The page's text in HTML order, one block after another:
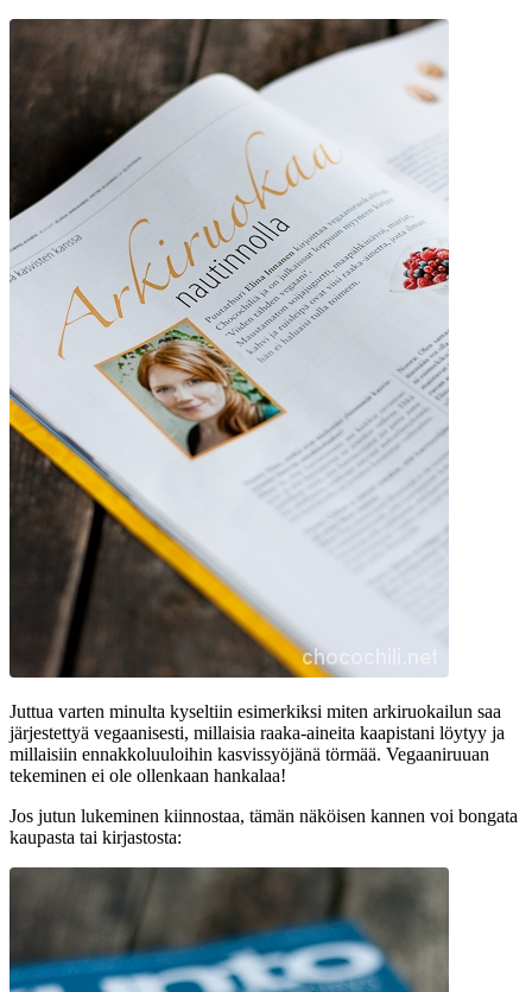
Juttua varten minulta kyseltiin esimerkiksi miten arkiruokailun saa
järjestettyä vegaanisesti, millaisia raaka-aineita kaapistani löytyy ja
millaisiin ennakkoluuloihin kasvissyöjänä törmää. Vegaaniruuan
tekeminen ei ole ollenkaan hankalaa!
Jos jutun lukeminen kiinnostaa, tämän näköisen kannen voi bongata
kaupasta tai kirjastosta: